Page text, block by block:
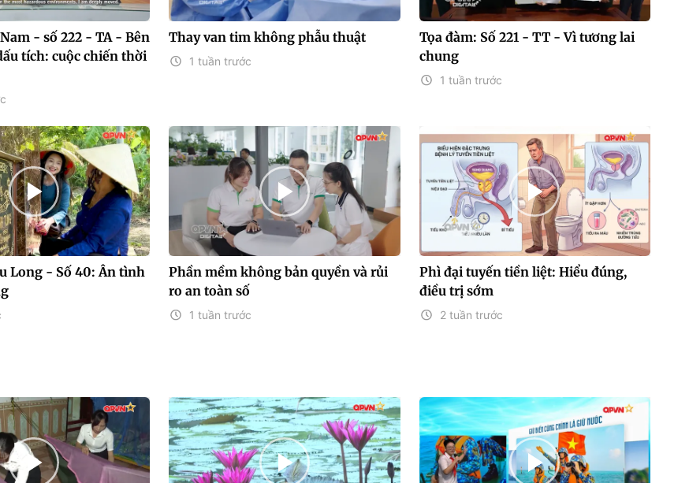
- số 222 - TA - Bên
tích: cuộc chiến thời
Thay van tim không phẫu thuật
1 tuần trước
Tọa đàm: Số 221 - TT - Vì tương lai
chung
1 tuần trước
Long - Số 40: Ân tình
Phần mềm không bản quyền và rủi
ro an toàn số
1 tuần trước
Phì đại tuyến tiền liệt: Hiểu đúng,
điều trị sớm
2 tuần trước